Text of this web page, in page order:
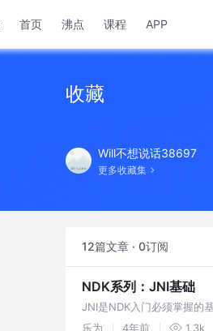
首页 沸点 课程 APP
收藏
Will不想说话38697
更多收藏集
12篇文章 · 0订阅
NDK系列：JNI基础
JNI是NDK入门必须掌握的
等。
乐为 4年前 1.3k